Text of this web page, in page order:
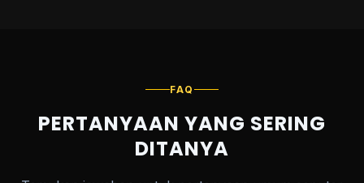
FAQ
PERTANYAAN YANG SERING
DITANYA